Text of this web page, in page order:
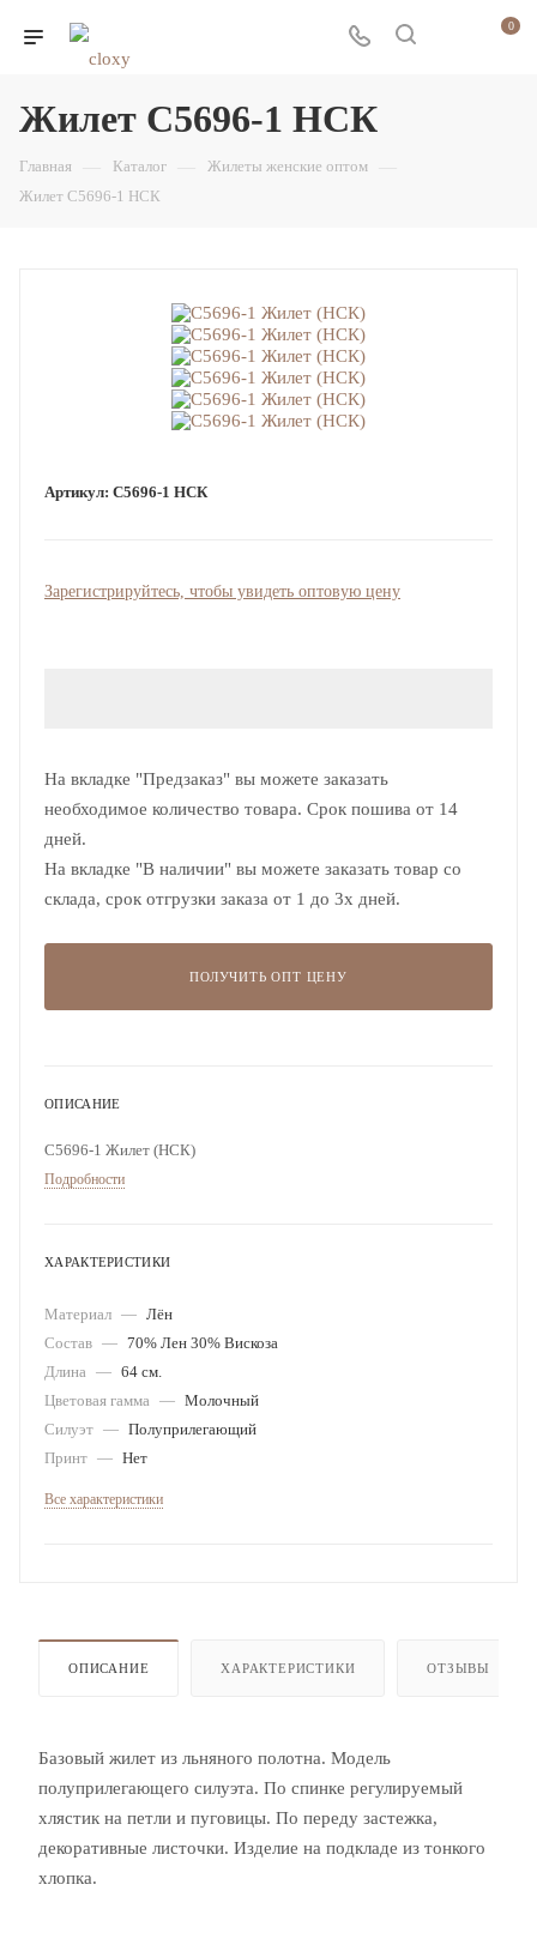
0
Жилет С5696-1 НСК
Главная Каталог Жилеты женские оптом
Жилет С5696-1 НСК
Артикул: С5696-1 НСК
Зарегистрируйтесь, чтобы увидеть оптовую цену
На вкладке "Предзаказ" вы можете заказать
необходимое количество товара. Срок пошива от 14
дней.
На вкладке "В наличии" вы можете заказать товар со
склада, срок отгрузки заказа от 1 до 3х дней.
ПОЛУЧИТЬ ОПТ ЦЕНУ
ОПИСАНИЕ
С5696-1 Жилет (НСК)
Подробности
ХАРАКТЕРИСТИКИ
Материал — Лён
Состав — 70% Лен 30% Вискоза
Длина — 64 см.
Цветовая гамма — Молочный
Силуэт — Полуприлегающий
Принт — Нет
Все характеристики
ОПИСАНИЕ ХАРАКТЕРИСТИКИ ОТЗЫВЫ
Базовый жилет из льняного полотна. Модель
полуприлегающего силуэта. По спинке регулируемый
хлястик на петли и пуговицы. По переду застежка,
декоративные листочки. Изделие на подкладе из тонкого
хлопка.